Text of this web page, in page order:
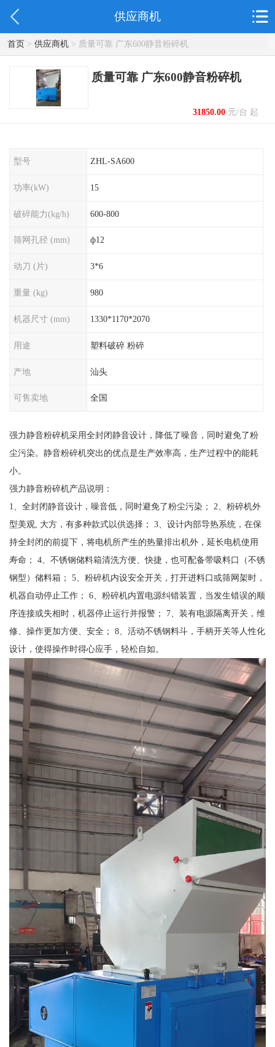
供应商机
首页> 供应商机> 质量可靠 广东600静音粉碎机
质量可靠 广东600静音粉碎机
31850.00元/台 起
型号 ZHL-SA600
功率(kW) 15
破碎能力(kg/h) 600-800
筛网孔径 (mm) ф12
动刀 (片) 3*6
重量 (kg) 980
机器尺寸 (mm) 1330*1170*2070
用途 塑料破碎 粉碎
产地 汕头
可售卖地 全国
强力静音粉碎机采用全封闭静音设计，降低了噪音，同时避免了粉
尘污染。静音粉碎机突出的优点是生产效率高，生产过程中的能耗
小。
强力静音粉碎机产品说明：
1、全封闭静音设计，噪音低，同时避免了粉尘污染； 2、粉碎机外
型美观, 大方，有多种款式以供选择； 3、设计内部导热系统，在保
持全封闭的前提下，将电机所产生的热量排出机外，延长电机使用
寿命； 4、不锈钢储料箱清洗方便、快捷，也可配备带吸料口（不锈
钢型）储料箱； 5、粉碎机内设安全开关，打开进料口或筛网架时，
机器自动停止工作； 6、粉碎机内置电源纠错装置，当发生错误的顺
序连接或失相时，机器停止运行并报警； 7、装有电源隔离开关，维
修、操作更加方便、安全； 8、活动不锈钢料斗，手柄开关等人性化
设计，使得操作时得心应手，轻松自如。